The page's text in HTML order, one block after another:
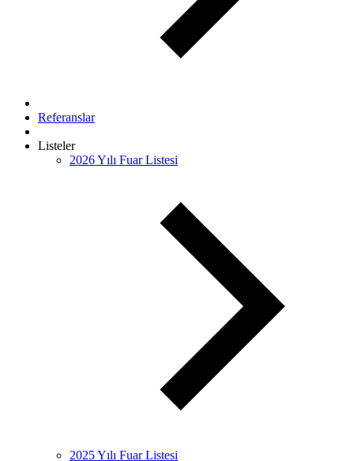
Referanslar
Listeler
2026 Yılı Fuar Listesi
2025 Yılı Fuar Listesi